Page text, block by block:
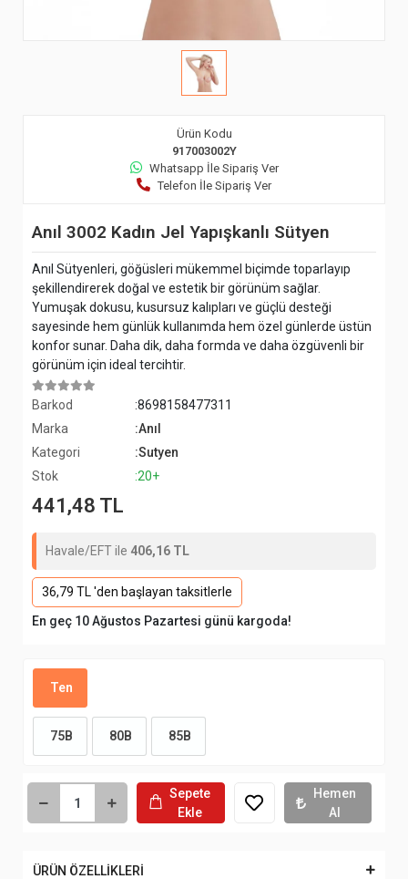
Ürün Kodu
917003002Y
Whatsapp İle Sipariş Ver
Telefon İle Sipariş Ver
Anıl 3002 Kadın Jel Yapışkanlı Sütyen
Anıl Sütyenleri, göğüsleri mükemmel biçimde toparlayıp
şekillendirerek doğal ve estetik bir görünüm sağlar.
Yumuşak dokusu, kusursuz kalıpları ve güçlü desteği
sayesinde hem günlük kullanımda hem özel günlerde üstün
konfor sunar. Daha dik, daha formda ve daha özgüvenli bir
görünüm için ideal tercihtir.
Barkod
:8698158477311
Marka
:Anıl
Kategori
:Sutyen
Stok
:20+
441,48 TL
Havale/EFT ile 406,16 TL
36,79 TL 'den başlayan taksitlerle
En geç 10 Ağustos Pazartesi günü kargoda!
Ten
75B 80B 85B
Sepete
Ekle
Hemen
Al
ÜRÜN ÖZELLİKLERİ